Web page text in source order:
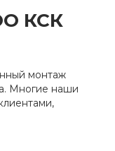
КСК
монтаж
Многие наши